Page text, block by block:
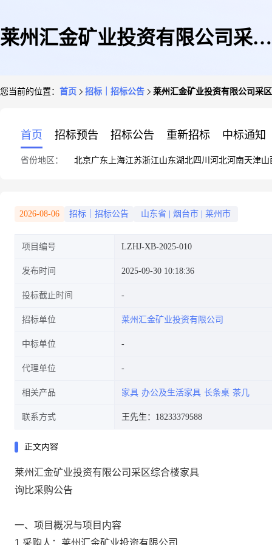
莱州汇金矿业投资有限公司采区
您当前的位置： 首页 招标｜招标公告 莱州汇金矿业投资有限公司采
首页 招标预告 招标公告 重新招标 中标通知
省份地区： 北京广东 上海江苏浙江山东湖北四川 河北河南天津山
2026-08-06 招标｜招标公告 山东省 烟台市 莱州市
项目编号 LZHJ-XB-2025-010
发布时间 2025-09-30 10:18:36
投标截止时间
招标单位 莱州汇金矿业投资有限公司
中标单位
代理单位
相关产品 家具 办公及生活家具 长条桌 茶几
联系方式 王先生：18233379588
正文内容
莱州汇金矿业投资有限公司采区综合楼家具
询比采购公告
一、 项目概况与项目内容
1.采购人：莱州汇金矿业投资有限公司